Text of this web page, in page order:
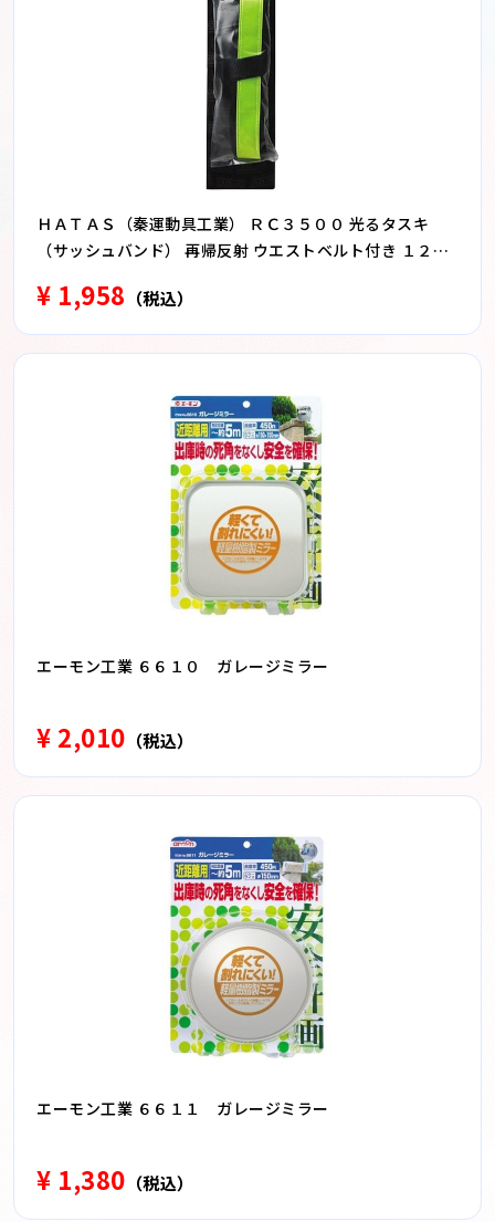
ＨＡＴＡＳ（秦運動具工業） ＲＣ３５００ 光るタスキ
（サッシュバンド） 再帰反射 ウエストベルト付き １２０
¥ 1,958 （税込）
エーモン工業 ６６１０ ガレージミラー
¥ 2,010 （税込）
エーモン工業 ６６１１ ガレージミラー
¥ 1,380 （税込）